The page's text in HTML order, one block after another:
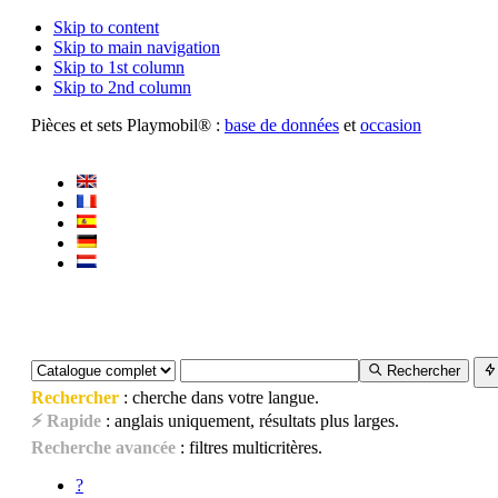
Skip to content
Skip to main navigation
Skip to 1st column
Skip to 2nd column
Pièces et sets Playmobil® : base de donnéeset occasion
Rechercher
Rechercher: cherche dans votre langue.
⚡ Rapide: anglais uniquement, résultats plus larges.
Recherche avancée: filtres multicritères.
?